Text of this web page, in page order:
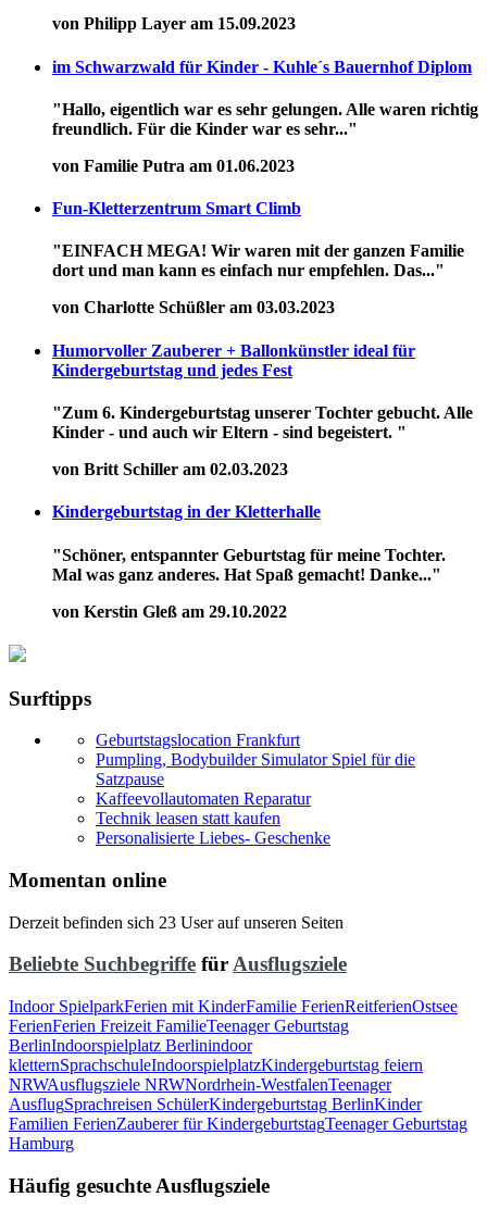
von Philipp Layer am 15.09.2023
im Schwarzwald für Kinder - Kuhle´s Bauernhof Diplom
"Hallo, eigentlich war es sehr gelungen. Alle waren richtig
freundlich. Für die Kinder war es sehr..."
von Familie Putra am 01.06.2023
Fun-Kletterzentrum Smart Climb
"EINFACH MEGA! Wir waren mit der ganzen Familie
dort und man kann es einfach nur empfehlen. Das..."
von Charlotte Schüßler am 03.03.2023
Humorvoller Zauberer + Ballonkünstler ideal für
Kindergeburtstag und jedes Fest
"Zum 6. Kindergeburtstag unserer Tochter gebucht. Alle
Kinder - und auch wir Eltern - sind begeistert. "
von Britt Schiller am 02.03.2023
Kindergeburtstag in der Kletterhalle
"Schöner, entspannter Geburtstag für meine Tochter.
Mal was ganz anderes. Hat Spaß gemacht! Danke..."
von Kerstin Gleß am 29.10.2022
Surftipps
Geburtstagslocation Frankfurt
Pumpling, Bodybuilder Simulator Spiel für die
Satzpause
Kaffeevollautomaten Reparatur
Technik leasen statt kaufen
Personalisierte Liebes- Geschenke
Momentan online
Derzeit befinden sich 23 User auf unseren Seiten
Beliebte Suchbegriffe fürAusflugsziele
Indoor SpielparkFerien mit KinderFamilie FerienReitferienOstsee
FerienFerien Freizeit FamilieTeenager Geburtstag
BerlinIndoorspielplatz Berlinindoor
kletternSprachschuleIndoorspielplatzKindergeburtstag feiern
NRWAusflugsziele NRWNordrhein-WestfalenTeenager
AusflugSprachreisen SchülerKindergeburtstag BerlinKinder
Familien FerienZauberer für KindergeburtstagTeenager Geburtstag
Hamburg
Häufig gesuchte Ausflugsziele